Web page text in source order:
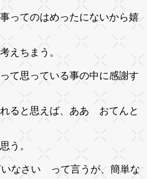
ってのはめったにないから嬉
えちまう。
て思っている事の中に感謝す
ると思えば、ああ おてんと
う。
なさい って言うが、簡単な